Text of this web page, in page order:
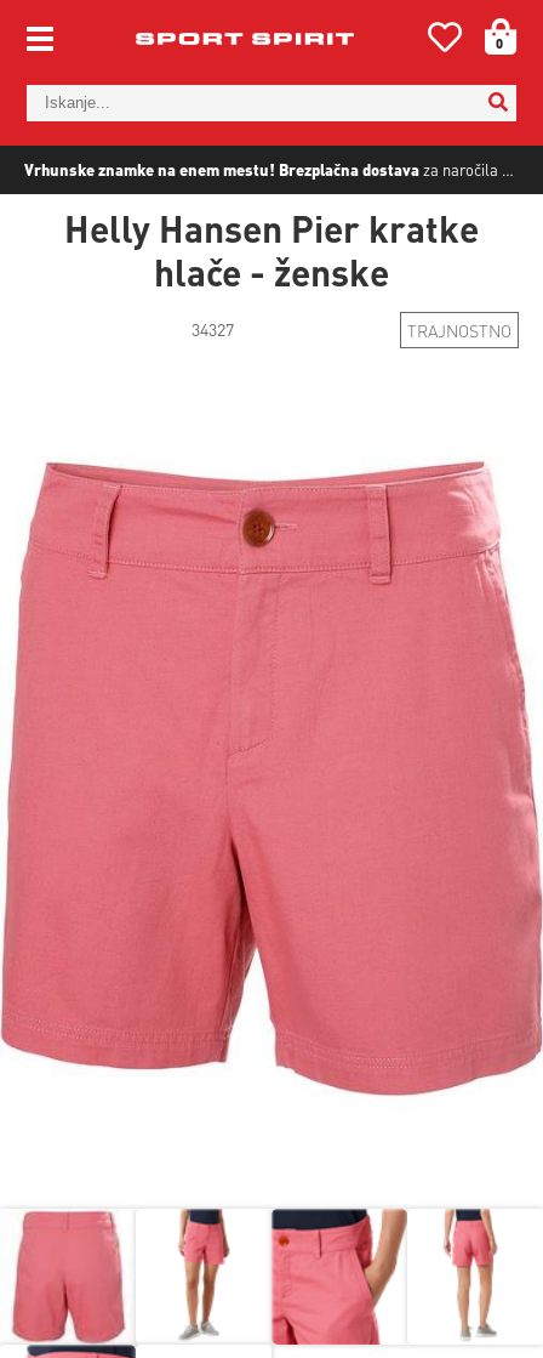
Vrhunske znamke na enem mestu! Brezplačna dostavaza naročila nad
0
Helly Hansen Pier kratke
hlače - ženske
34327 TRAJNOSTNO